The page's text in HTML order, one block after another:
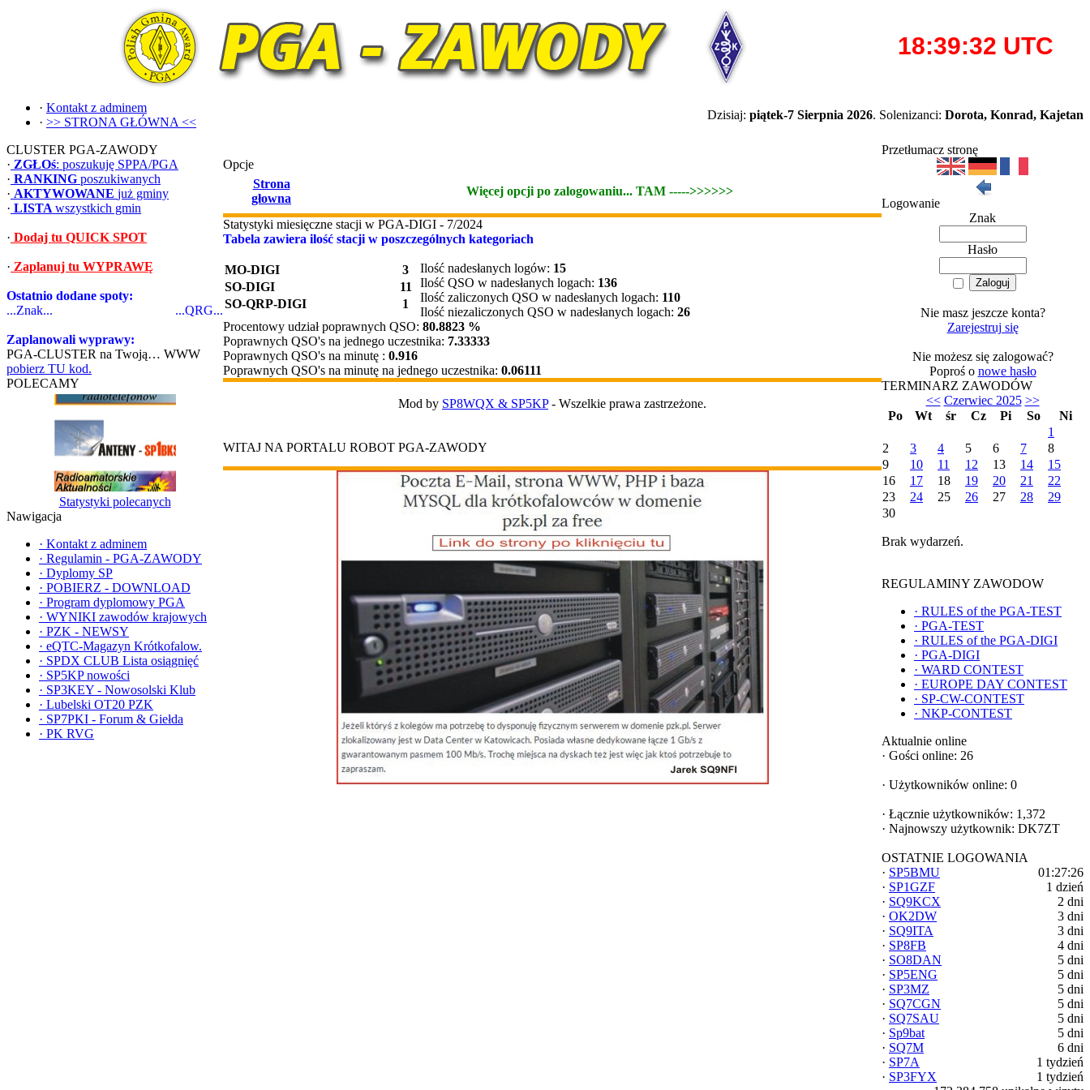
· Kontakt z adminem
· >> STRONA GŁÓWNA <<
Dzisiaj: piątek-7 Sierpnia 2026. Solenizanci: Dorota, Konrad, Kajetan
CLUSTER PGA-ZAWODY
· ZGŁOś: poszukuję SPPA/PGA
· RANKING poszukiwanych
· AKTYWOWANE już gminy
· LISTA wszystkich gmin
· Dodaj tu QUICK SPOT
· Zaplanuj tu WYPRAWĘ
Ostatnio dodane spoty:
...Znak...
...QRG...
Zaplanowali wyprawy:
PGA-CLUSTER na Twoją… WWW
pobierz TU kod.
POLECAMY
Statystyki polecanych
Nawigacja
· Kontakt z adminem
· Regulamin - PGA-ZAWODY
· Dyplomy SP
· POBIERZ - DOWNLOAD
· Program dyplomowy PGA
· WYNIKI zawodów krajowych
· PZK - NEWSY
· eQTC-Magazyn Krótkofalow.
· SPDX CLUB Lista osiągnięć
· SP5KP nowości
· SP3KEY - Nowosolski Klub
· Lubelski OT20 PZK
· SP7PKI - Forum & Giełda
· PK RVG
Opcje
Strona
głowna
Więcej opcji po zalogowaniu... TAM ----->>>>>>
Statystyki miesięczne stacji w PGA-DIGI - 7/2024
Tabela zawiera ilość stacji w poszczególnych kategoriach
MO-DIGI
3
SO-DIGI
11
SO-QRP-DIGI
1
Ilość nadesłanych logów: 15
Ilość QSO w nadesłanych logach: 136
Ilość zaliczonych QSO w nadesłanych logach: 110
Ilość niezaliczonych QSO w nadesłanych logach: 26
Procentowy udział poprawnych QSO: 80.8823 %
Poprawnych QSO's na jednego uczestnika: 7.33333
Poprawnych QSO's na minutę : 0.916
Poprawnych QSO's na minutę na jednego uczestnika: 0.06111
Mod by SP8WQX & SP5KP- Wszelkie prawa zastrzeżone.
WITAJ NA PORTALU ROBOT PGA-ZAWODY
Przetłumacz stronę
Logowanie
Znak
Hasło
Nie masz jeszcze konta?
Zarejestruj się
Nie możesz się zalogować?
Poproś o nowe hasło
TERMINARZ ZAWODÓW
<< Czerwiec 2025 >>
Po
Wt śr Cz Pi So
Ni
1
2
3 4 5 6 7
8
9
10 11 12 13 14
15
16
17 18 19 20 21
22
23
24 25 26 27 28
29
30
Brak wydarzeń.
REGULAMINY ZAWODOW
· RULES of the PGA-TEST
· PGA-TEST
· RULES of the PGA-DIGI
· PGA-DIGI
· WARD CONTEST
· EUROPE DAY CONTEST
· SP-CW-CONTEST
· NKP-CONTEST
Aktualnie online
· Gości online: 26
· Użytkowników online: 0
· Łącznie użytkowników: 1,372
· Najnowszy użytkownik: DK7ZT
OSTATNIE LOGOWANIA
· SP5BMU
01:27:26
· SP1GZF
1 dzień
· SQ9KCX
2 dni
· OK2DW
3 dni
· SQ9ITA
3 dni
· SP8FB
4 dni
· SO8DAN
5 dni
· SP5ENG
5 dni
· SP3MZ
5 dni
· SQ7CGN
5 dni
· SQ7SAU
5 dni
· Sp9bat
5 dni
· SQ7M
6 dni
· SP7A
1 tydzień
· SP3FYX
1 tydzień